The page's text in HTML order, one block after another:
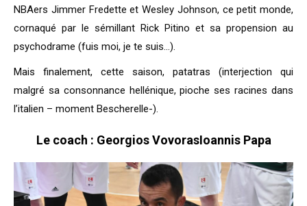
NBAers Jimmer Fredette et Wesley Johnson, ce petit monde,
cornaqué par le sémillant Rick Pitino et sa propension au
psychodrame (fuis moi, je te suis…).
Mais finalement, cette saison, patatras (interjection qui
malgré sa consonnance hellénique, pioche ses racines dans
l’italien – moment Bescherelle-).
Le coach : Georgios VovorasIoannis Papa